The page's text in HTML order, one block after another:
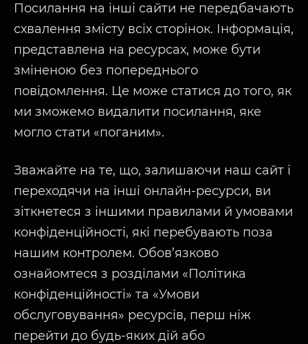
Посилання на інші сайти не передбачають
схвалення змісту всіх сторінок. Інформація,
представлена на ресурсах, може бути
зміненою без попереднього
повідомлення. Це може статися до того, як
ми зможемо видалити посилання, яке
могло стати «поганим».
Зважайте на те, що, залишаючи наш сайт і
переходячи на інші онлайн-ресурси, ви
зіткнетеся з іншими правилами й умовами
конфіденційності, які перебувають поза
нашим контролем. Обов’язково
ознайомтеся з розділами «Політика
конфіденційності» та «Умови
обслуговування» ресурсів, перш ніж
перейти до будь-яких дій або